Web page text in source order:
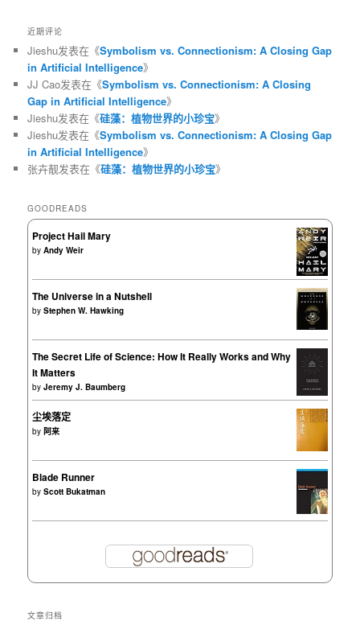
近期评论
Jieshu发表在《Symbolism vs. Connectionism: A Closing Gap
in Artificial Intelligence》
JJ Cao发表在《Symbolism vs. Connectionism: A Closing
Gap in Artificial Intelligence》
Jieshu发表在《硅藻：植物世界的小珍宝》
Jieshu发表在《Symbolism vs. Connectionism: A Closing Gap
in Artificial Intelligence》
张卉靓发表在《硅藻：植物世界的小珍宝》
GOODREADS
Project Hail Mary
byAndy Weir
The Universe in a Nutshell
byStephen W. Hawking
The Secret Life of Science: How It Really Works and Why
It Matters
byJeremy J. Baumberg
尘埃落定
by 阿来
Blade Runner
byScott Bukatman
文章归档